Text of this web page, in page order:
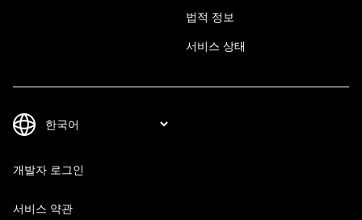
법적 정보
서비스 상태
개발자 로그인
서비스 약관